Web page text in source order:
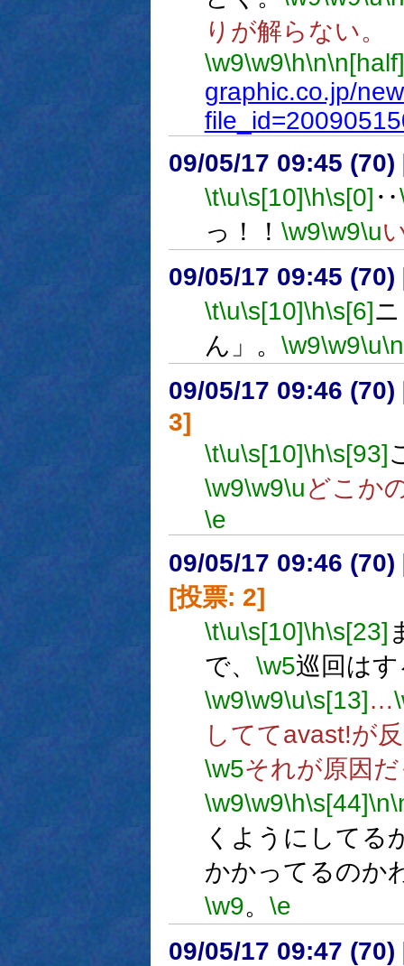
りが解らない。
\w9\w9\h\n\n[half]
graphic.co.jp/
09/05/17 09:45 (70)
\t\u\s[10]\h\s[0] ‥
っ！！ \w9\w9\u
09/05/17 09:45 (70)
\t\u\s[10]\h\s[6]
ん」。 \w9\w9\u\n
09/05/17 09:46 (70)
3]
\t\u\s[10]\h\s[93]
\w9\w9\uどこか
\e
09/05/17 09:46 (70)
[投票: 2]
\t\u\s[10]\h\s[23]
で、 \w5巡回は
\w9\w9\u\s[13]…
しててavast!が
\w5それが原因
\w9\w9\h\s[44]\n
くようにしてる
かかってるのか
\w9。 \e
09/05/17 09:47 (70)